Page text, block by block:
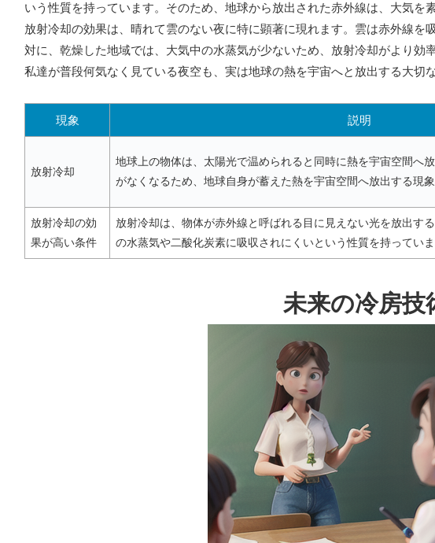
いう性質を持っています。そのため、地球から放出された赤外線は、大気を
放射冷却の効果は、晴れて雲のない夜に特に顕著に現れます。雲は赤外線
対に、乾燥した地域では、大気中の水蒸気が少ないため、放射冷却がより効
私達が普段何気なく見ている夜空も、実は地球の熱を宇宙へと放出する大切
現象 説明
放射冷却
地球上の物体は、太陽光で温められると同時に熱を宇宙空間へ
がなくなるため、地球自身が蓄えた熱を宇宙空間へ放出する現象
放射冷却の効
果が高い条件
放射冷却は、物体が赤外線と呼ばれる目に見えない光を放出す
の水蒸気や二酸化炭素に吸収されにくいという性質を持っていま
未来の冷房技